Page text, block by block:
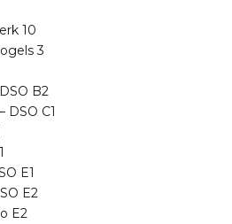
10
3
B2
DSO C1
E1
E2
E2